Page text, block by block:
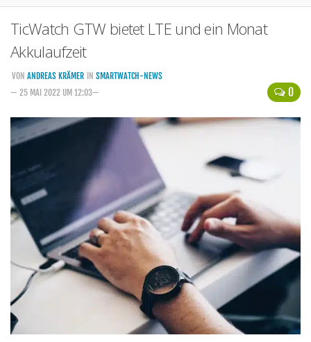
Kommende Smartwatches
Handytarife
BASE
Smartphonetarife
Datentarife
Smartphonetarife
Prepaid-Tarife
Datentarife
Flatrate-Prepaidtarife
Mobilfunk-Vergleichsrechner
Mobilfunk-Tarifrechner
TicWatch GTW bietet LTE und ein Monat
Akkulaufzeit
0
VON ANDREAS KRÄMER IN SMARTWATCH-NEWS
— 25 MAI 2022 UM 12:03—